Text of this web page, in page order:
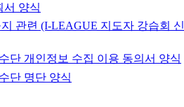
서 양식
관련 (I-LEAGUE 지도자 강습회 신
단 개인정보 수집 이용 동의서 양식
단 명단 양식